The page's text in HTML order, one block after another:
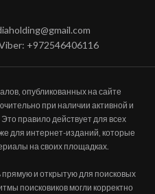
+972546406116
опубликованных на сайте
при наличии активной и
правило действует для всех
для интернет-изданий, которые
на своих площадках.
и открытую для поисковых
поисковиков могли корректно